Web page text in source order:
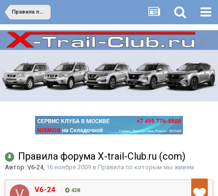
Правила по которым мы живем
Правила форума X-trail-Club.ru (com)
Автор: V6-24, 16 ноября 2009 в Правила по которым мы живем
V6-24 438